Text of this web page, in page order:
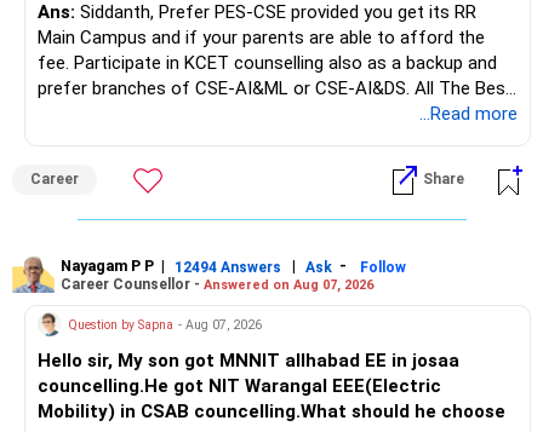
But keeping the entire retirement corpus in FDs may reduce
long-term growth.
Interest income is also taxable as per applicable rules.
considered.
Do not move the entire FD amount into equity at one time.
A phased approach is more suitable for a retired investor.
» Second Flat
You are considering selling the second flat for around
Rs.55 lakh.
Ans: Siddanth, Prefer PES-CSE provided you get its RR
Main Campus and if your parents are able to afford the
fee. Participate in KCET counselling also as a backup and
prefer branches of CSE-AI&ML or CSE-AI&DS. All The Best
Follow RediffGURUS to Know More on 'Careers | Money |
Health | Relationships'.
...Read more
Career Share
Nayagam P P | 12494 Answers | Ask -
Follow
Career Counsellor - Answered on Aug 07, 2026
Question by Sapna - Aug 07, 2026
Hello sir, My son got MNNIT allhabad EE in josaa
councelling.He got NIT Warangal EEE(Electric
Mobility) in CSAB councelling.What should he choose